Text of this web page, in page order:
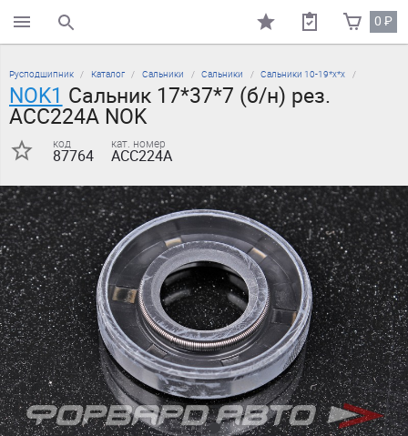
поиск по каталогу 0₽
Русподшипник Каталог Сальники Сальники Сальники 10-19*х*х
NOK1 Сальник 17*37*7 (б/н) рез.
ACC224A NOK
код
87764
кат. номер
ACC224A